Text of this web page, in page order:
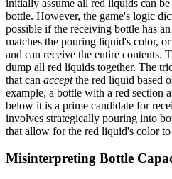
initially assume all red liquids can
bottle. However, the game's logic
possible if the receiving bottle has
matches the pouring liquid's color,
and can receive the entire contents.
dump all red liquids together. The
that can acceptthe red liquid based
example, a bottle with a red section
below it is a prime candidate for
involves strategically pouring into
that allow for the red liquid's color to
Misinterpreting Bottle